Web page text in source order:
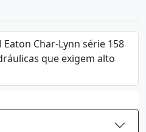
Char-Lynn série 158
que exigem alto